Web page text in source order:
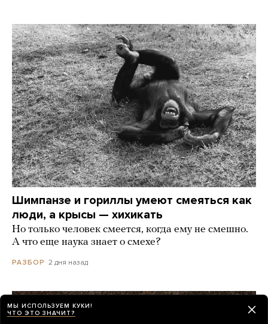
Шимпанзе и гориллы умеют смеяться как
люди, а крысы — хихикать
Но только человек смеется, когда ему не смешно.
А что еще наука знает о смехе?
РАЗБОР 2 дня назад
МЫ ИСПОЛЬЗУЕМ КУКИ!
ЧТО ЭТО ЗНАЧИТ?